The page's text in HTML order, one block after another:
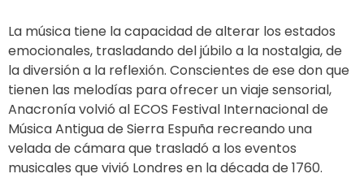
La música tiene la capacidad de alterar los estados
emocionales, trasladando del júbilo a la nostalgia, de
la diversión a la reflexión. Conscientes de ese don que
tienen las melodías para ofrecer un viaje sensorial,
Anacronía volvió al ECOS Festival Internacional de
Música Antigua de Sierra Espuña recreando una
velada de cámara que trasladó a los eventos
musicales que vivió Londres en la década de 1760.